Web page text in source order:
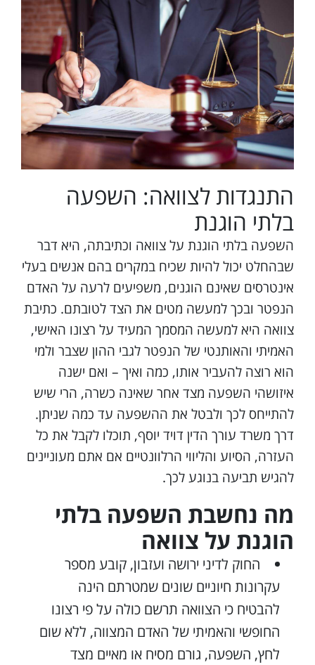
התנגדות לצוואה: השפעה
בלתי הוגנת
השפעה בלתי הוגנת על צוואה וכתיבתה, היא דבר
שבהחלט יכול להיות שכיח במקרים בהם אנשים בעלי
אינטרסים שאינם הוגנים, משפיעים לרעה על האדם
הנפטר ובכך למעשה מטים את הצד לטובתם. כתיבת
צוואה היא למעשה המסמך המעיד על רצונו האישי,
האמיתי והאותנטי של הנפטר לגבי ההון שצבר ולמי
הוא רוצה להעביר אותו, כמה ואיך – ואם ישנה
איזושהי השפעה מצד אחר שאינה כשרה, הרי שיש
להתייחס לכך ולבטל את ההשפעה עד כמה שניתן.
דרך משרד עורך הדין דויד יוסף, תוכלו לקבל את כל
העזרה, הסיוע והליווי הרלוונטיים אם אתם מעוניינים
להגיש תביעה בנוגע לכך.
מה נחשבת השפעה בלתי
הוגנת על צוואה
החוק לדיני ירושה ועזבון, קובע מספר
עקרונות חיוניים שונים שמטרתם הינה
להבטיח כי הצוואה תרשם כולה על פי רצונו
החופשי והאמיתי של האדם המצווה, ללא שום
לחץ, השפעה, גורם מסיח או מאיים מצד